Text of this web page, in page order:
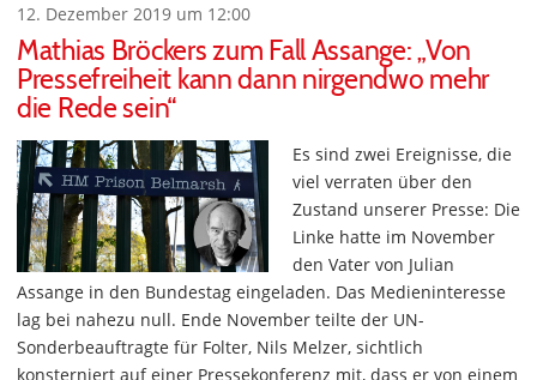
12. Dezember 2019 um 12:00
Mathias Bröckers zum Fall Assange: „Von
Pressefreiheit kann dann nirgendwo mehr
die Rede sein“
Es sind zwei Ereignisse, die
viel verraten über den
Zustand unserer Presse: Die
Linke hatte im November
den Vater von Julian
Assange in den Bundestag eingeladen. Das Medieninteresse
lag bei nahezu null. Ende November teilte der UN-
Sonderbeauftragte für Folter, Nils Melzer, sichtlich
konsterniert auf einer Pressekonferenz mit, dass er von einem